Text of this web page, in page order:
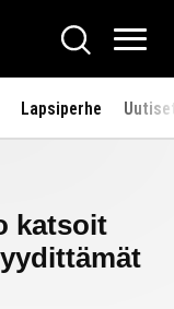
Hae
Lapsiperhe
katsoit